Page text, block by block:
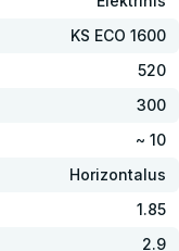
KS ECO 1600
520
300
~ 10
Horizontalus
1.85
2.9